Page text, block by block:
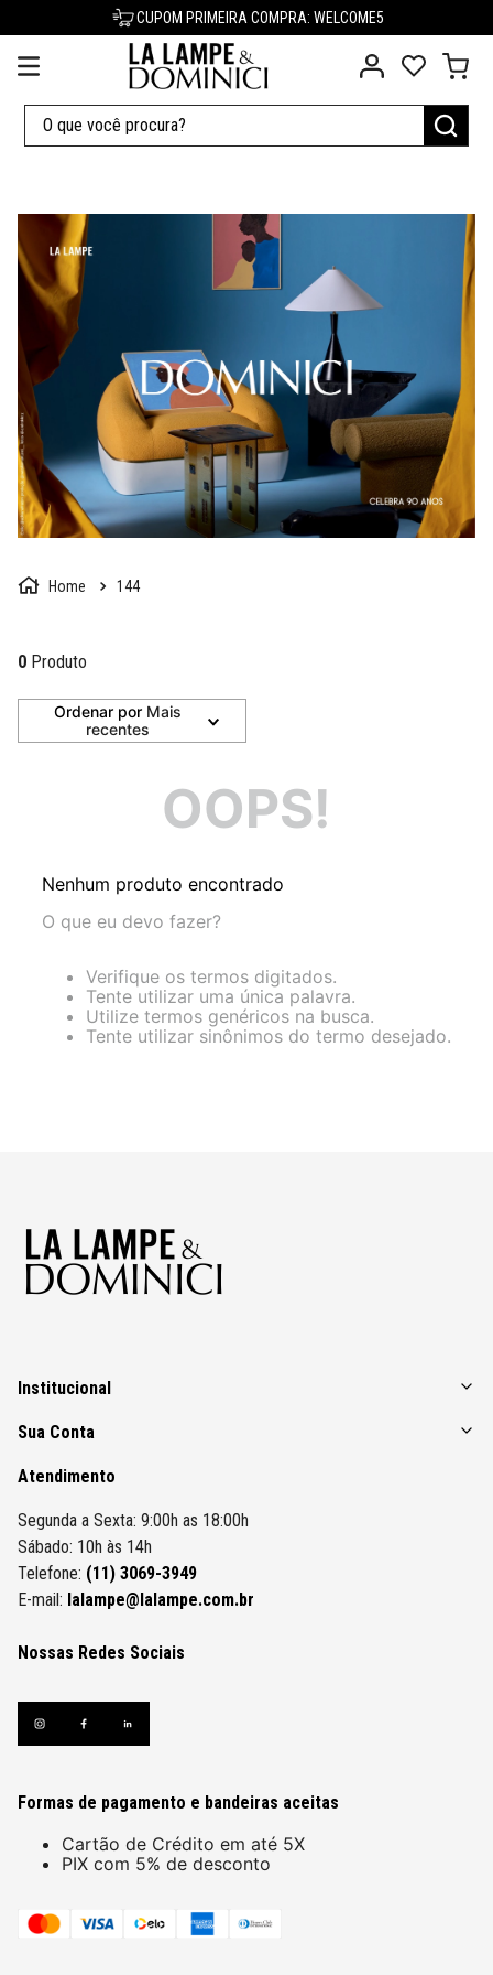
CUPOM PRIMEIRA COMPRA: WELCOME5
O que você procura?
144
0 Produto
Ordenar por Mais
recentes
OOPS!
Nenhum produto encontrado
O que eu devo fazer?
Verifique os termos digitados.
Tente utilizar uma única palavra.
Utilize termos genéricos na busca.
Tente utilizar sinônimos do termo desejado.
Institucional
Sua Conta
Atendimento
Segunda a Sexta: 9:00h as 18:00h
Sábado: 10h às 14h
Telefone: (11) 3069-3949
E-mail: lalampe@lalampe.com.br
Nossas Redes Sociais
Formas de pagamento e bandeiras aceitas
Cartão de Crédito em até 5X
PIX com 5% de desconto